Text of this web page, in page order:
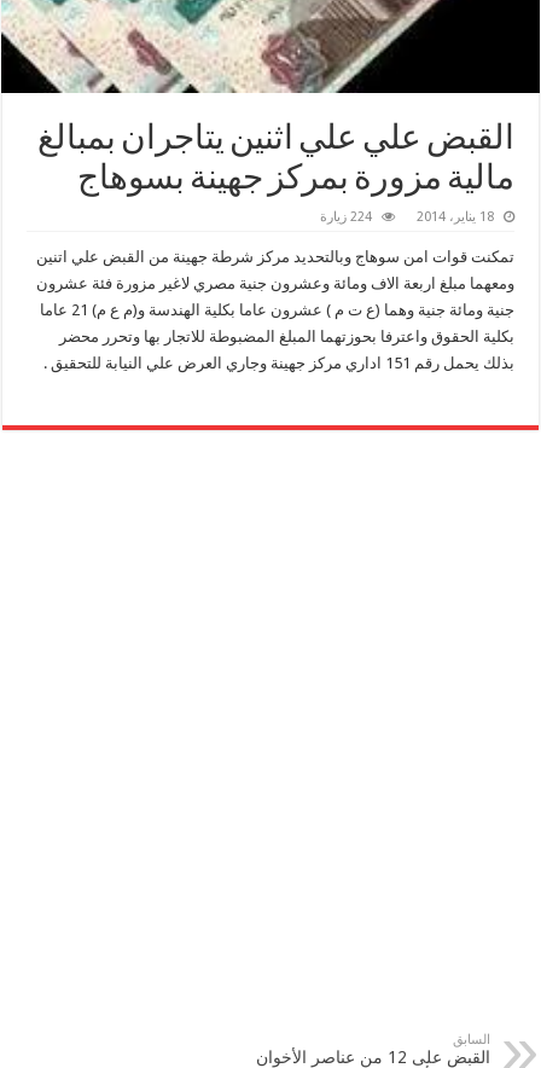
القبض علي علي اثنين يتاجران بمبالغ
مالية مزورة بمركز جهينة بسوهاج
18 يناير، 2014 224 زيارة
تمكنت قوات امن سوهاج وبالتحديد مركز شرطة جهينة من القبض علي اتنين
ومعهما مبلغ اربعة الاف ومائة وعشرون جنية مصري لاغير مزورة فئة عشرون
جنية ومائة جنية وهما (ع ت م ) عشرون عاما بكلية الهندسة و(م ع م) 21 عاما
بكلية الحقوق واعترفا بحوزتهما المبلغ المضبوطة للاتجار بها وتحرر محضر
بذلك يحمل رقم 151 اداري مركز جهينة وجاري العرض علي النيابة للتحقيق .
السابق
القبض على 12 من عناصر الأخوان